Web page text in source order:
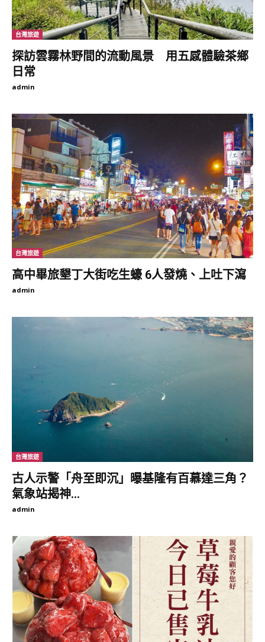
（圖片來源：@ya_0216 ｜IG）
▼車站大廳還原「烏龍派出所」辦公桌實景，兩津勘吉的木屐就擺
放在桌前！桌子上的文件夾、抽屜裡的雜物、牆壁上的掛畫，讓人
好像穿越到了動漫當中～
（圖片來源：基隆市文化局）
5個印章，就可以到指定地點兌換紀念明信片一套！
台灣旅遊
探訪雲霧林野間的流動風景 用五感體驗茶鄉
日常
admin
台灣旅遊
高中畢旅墾丁大街吃生蠔 6人發燒、上吐下瀉
admin
台灣旅遊
古人示警「舟至即沉」曝基隆有百慕達三角？
氣象站揭神...
admin